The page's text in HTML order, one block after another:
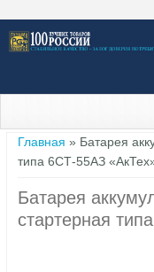
Вы здесь
Главная » Батарея
типа 6СТ-55АЗ
Батарея
стартерная